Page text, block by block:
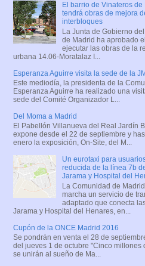
El barrio de Vinateros de
tendrá obras de mejora
interbloques
La Junta de Gobierno
de Madrid ha aprobado
ejecutar las obras de la
urbana 14.06-Moratalaz I...
Esperanza Aguirre visita la sede de la
Este mediodía, la presidenta de la
Esperanza Aguirre ha realizado una
sede del Comité Organizador L...
Del Moma a Madrid
El Pabellón Villanueva del Real Jardín
expone desde el 22 de septiembre y
enero la exposición, On-Site, del M...
Un eurotaxi para
reducida de la línea 7b
Jarama y Hospital del
La Comunidad de
marcha un servicio de
adaptado que conecta
Jarama y Hospital del Henares, en...
Cupón de la ONCE Madrid 2016
Se pondrán en venta el 28 de
del jueves 1 de octubre "Cinco millones
se unirán al sueño de Ma...